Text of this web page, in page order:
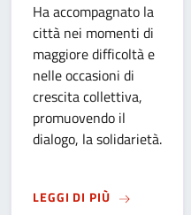
Ha accompagnato la
città nei momenti di
maggiore difficoltà e
nelle occasioni di
crescita collettiva,
promuovendo il
dialogo, la solidarietà.
LEGGI DI PIÙSULA CITTÀ